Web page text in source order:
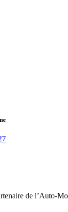
de l’Auto-